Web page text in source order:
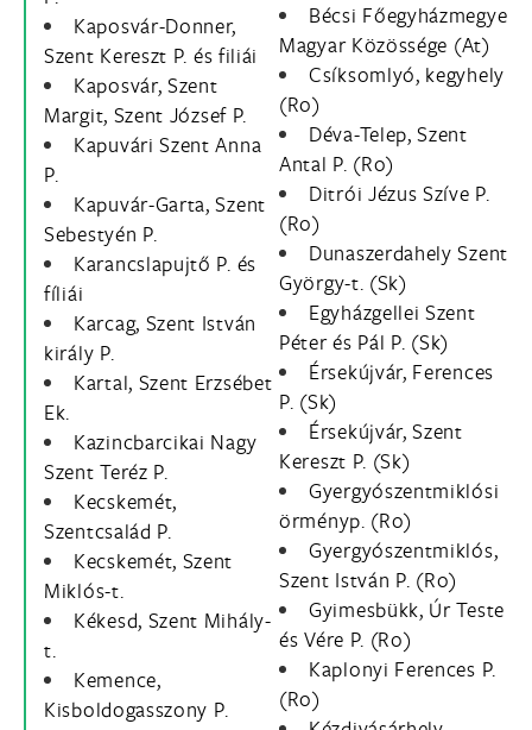
Kaposvár-Donner,
Szent Kereszt P. és filiái
Kaposvár, Szent
Margit, Szent József P.
Kapuvári Szent Anna
P.
Kapuvár-Garta, Szent
Sebestyén P.
Karancslapujtő P. és
fíliái
Karcag, Szent István
király P.
Kartal, Szent Erzsébet
Ek.
Kazincbarcikai Nagy
Szent Teréz P.
Kecskemét,
Szentcsalád P.
Kecskemét, Szent
Miklós-t.
Kékesd, Szent Mihály-
t.
Kemence,
Kisboldogasszony P.
Bécsi Főegyházmegye
Magyar Közössége (At)
Csíksomlyó, kegyhely
(Ro)
Déva-Telep, Szent
Antal P. (Ro)
Ditrói Jézus Szíve P.
(Ro)
Dunaszerdahely Szent
György-t. (Sk)
Egyházgellei Szent
Péter és Pál P. (Sk)
Érsekújvár, Ferences
P. (Sk)
Érsekújvár, Szent
Kereszt P. (Sk)
Gyergyószentmiklósi
örményp. (Ro)
Gyergyószentmiklós,
Szent István P. (Ro)
Gyimesbükk, Úr Teste
és Vére P. (Ro)
Kaplonyi Ferences P.
(Ro)